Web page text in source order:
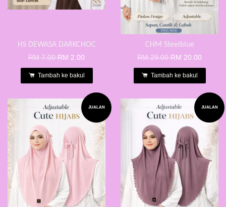
HS DEWASA DARKCHOC
RM 7.00RM 2.00
Tambah ke bakul
CHM Steelblue
RM 29.00RM 20.00
Tambah ke bakul
JUALAN JUALAN